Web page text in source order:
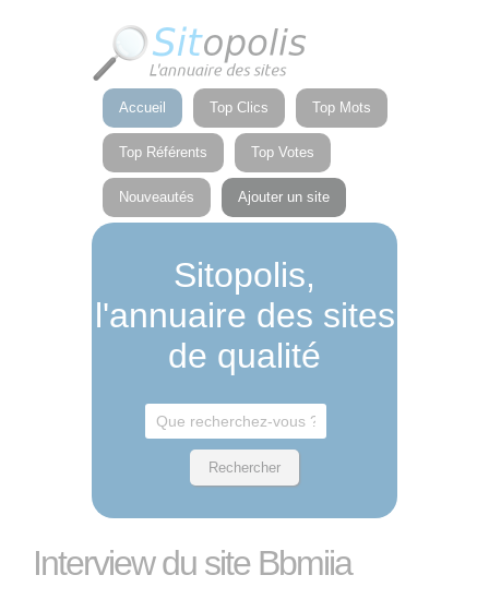
Accueil Top Clics Top Mots
Top Référents Top Votes
Nouveautés Ajouter un site
Sitopolis,
l'annuaire des sites
de qualité
Interview du site Bbmiia